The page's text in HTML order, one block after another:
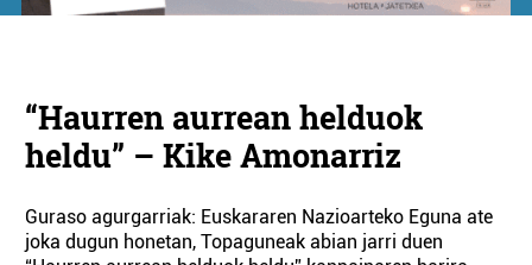
“Haurren aurrean helduok
heldu” – Kike Amonarriz
Guraso agurgarriak: Euskararen Nazioarteko Eguna ate
joka dugun honetan, Topaguneak abian jarri duen